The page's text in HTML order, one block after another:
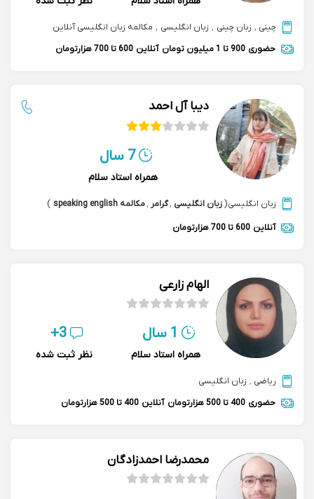
چینی , زبان چینی , زبان انگلیسی , مکالمه زبان انگلیسی آنلاین
حضوری 900 تا 1 میلیون تومان آنلاین 600 تا 700 هزارتومان
دیبا آل احمد
7 سال
همراه استاد سلام
زبان انگلیسی(زبان انگلیسی ,گرامر ,مکالمه speaking english )
آنلاین 600 تا 700 هزارتومان
الهام زارعی
1 سال
همراه استاد سلام
3+
نظر ثبت شده
ریاضی , زبان انگلیسی
حضوری 400 تا 500 هزارتومان آنلاین 400 تا 500 هزارتومان
محمدرضا احمدزادگان